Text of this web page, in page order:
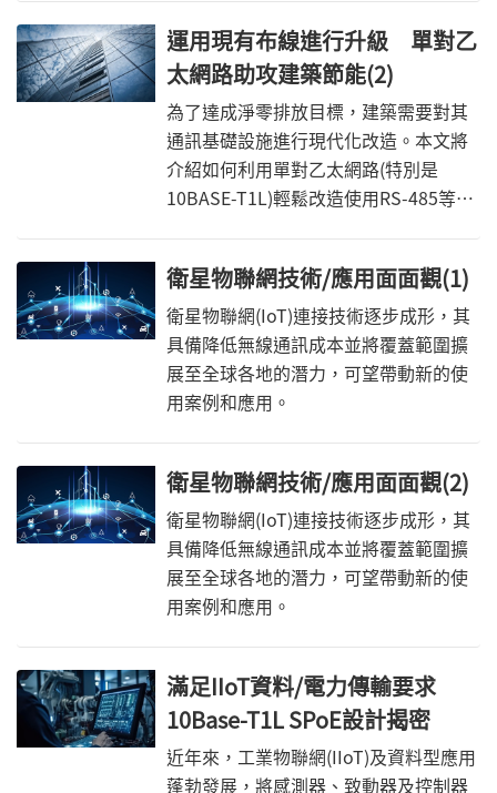
運用現有布線進行升級 單對乙
太網路助攻建築節能(2)
為了達成淨零排放目標，建築需要對其
通訊基礎設施進行現代化改造。本文將
介紹如何利用單對乙太網路(特別是
10BASE-T1L)輕鬆改造使用RS-485等傳
衛星物聯網技術/應用面面觀(1)
衛星物聯網(IoT)連接技術逐步成形，其
具備降低無線通訊成本並將覆蓋範圍擴
展至全球各地的潛力，可望帶動新的使
用案例和應用。
衛星物聯網技術/應用面面觀(2)
衛星物聯網(IoT)連接技術逐步成形，其
具備降低無線通訊成本並將覆蓋範圍擴
展至全球各地的潛力，可望帶動新的使
用案例和應用。
滿足IIoT資料/電力傳輸要求
10Base-T1L SPoE設計揭密
近年來，工業物聯網(IIoT)及資料型應用
蓬勃發展，將感測器、致動器及控制器